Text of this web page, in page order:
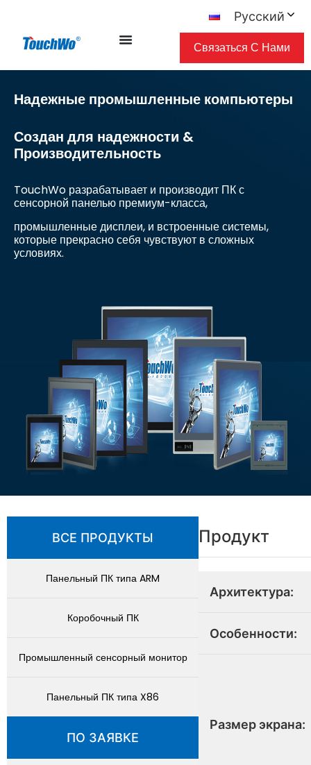
Русский
Связаться С Нами
Надежные промышленные компьютеры
Создан для надежности &
Производительность
TouchWo разрабатывает и производит ПК с
сенсорной панелью премиум-класса,
промышленные дисплеи, и встроенные системы,
которые прекрасно себя чувствуют в сложных
условиях.
ВСЕ ПРОДУКТЫ
Панельный ПК типа ARM
Коробочный ПК
Промышленный сенсорный монитор
Панельный ПК типа X86
ПО ЗАЯВКЕ
Продукт
Архитектура:
Особенности:
Размер экрана: